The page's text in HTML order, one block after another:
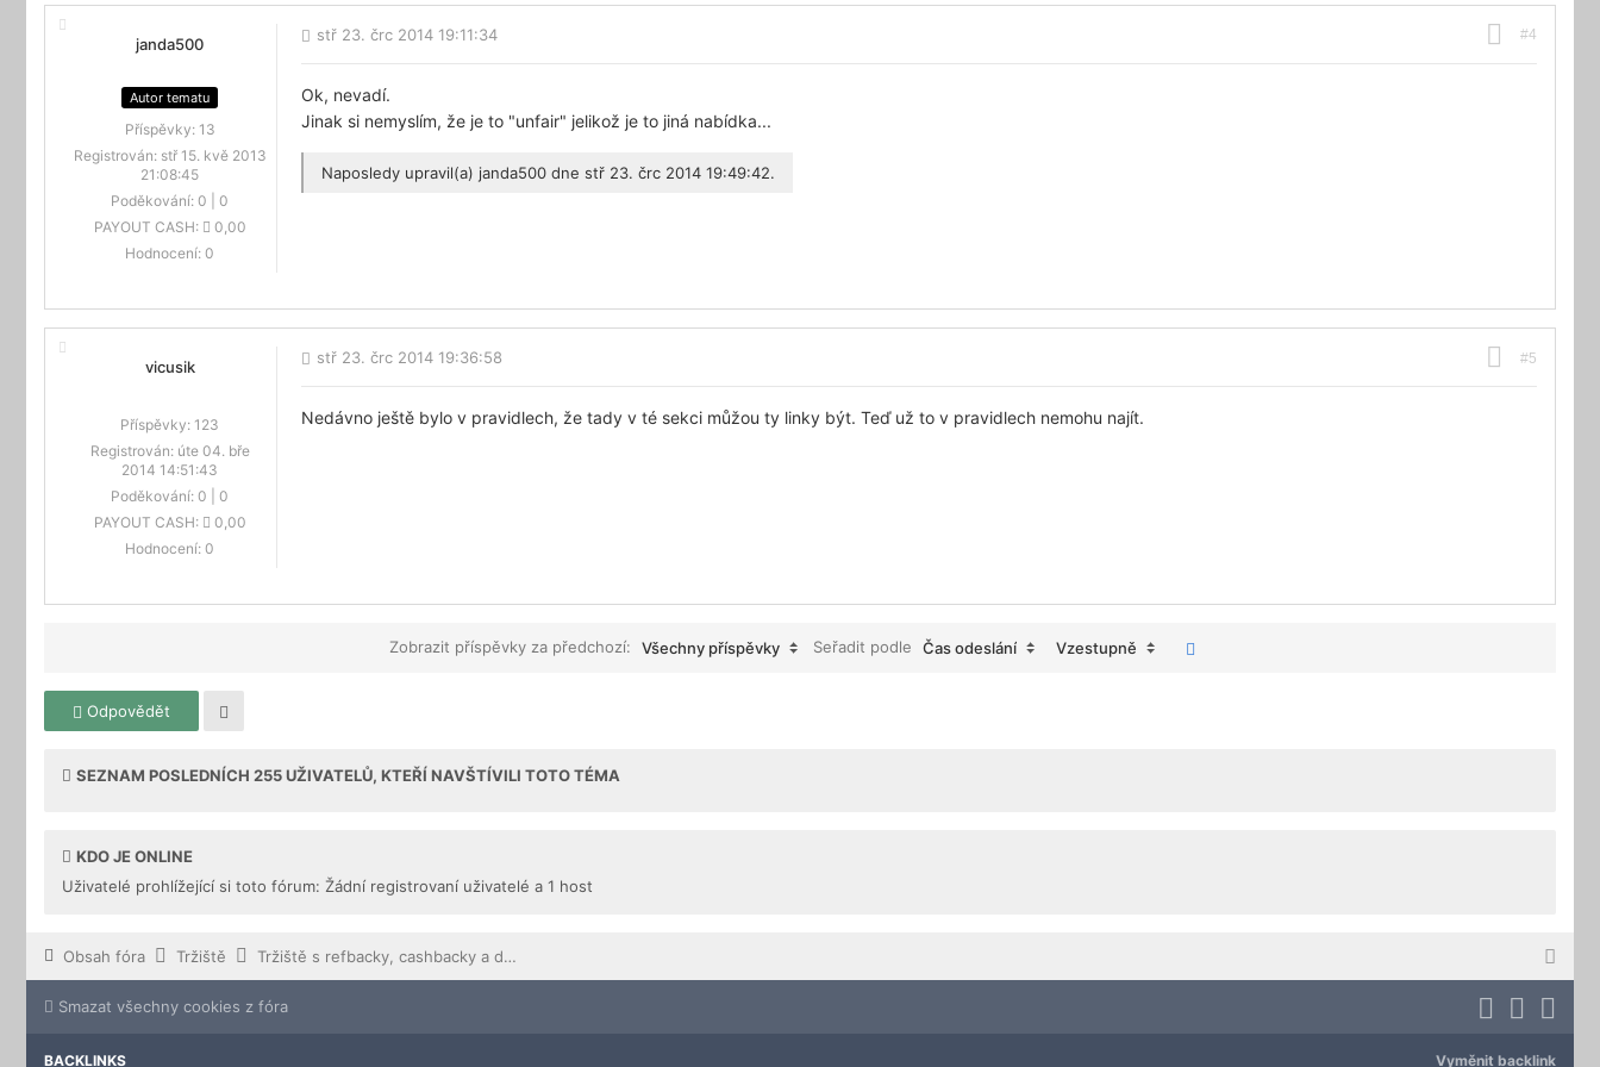
janda500
Autor tematu
Příspěvky: 13
Registrován: stř 15. kvě 2013
21:08:45
Poděkování: 0
0
PAYOUT CASH:
0,00
Hodnocení: 0
#4
stř 23. črc 2014 19:11:34
Ok, nevadí.
Jinak si nemyslím, že je to "unfair" jelikož je to jiná nabídka...
Naposledy upravil(a) janda500 dne stř 23. črc 2014 19:49:42.
vicusik
Příspěvky: 123
Registrován: úte 04. bře
2014 14:51:43
Poděkování: 0
0
PAYOUT CASH:
0,00
Hodnocení: 0
#5
stř 23. črc 2014 19:36:58
Nedávno ještě bylo v pravidlech, že tady v té sekci můžou ty linky být. Teď už to v pravidlech nemohu najít.
Zobrazit příspěvky za předchozí: Všechny příspěvky Seřadit podle Čas odeslání Vzestupně
Odpovědět
SEZNAM POSLEDNÍCH 255UŽIVATELŮ, KTEŘÍ NAVŠTÍVILI TOTO TÉMA
KDO JE ONLINE
Uživatelé prohlížející si toto fórum: Žádní registrovaní uživatelé a 1 host
Obsah fóra Tržiště Tržiště s refbacky, cashbacky a downline buildingem
Smazat všechny cookies z fóra
BACKLINKS Vyměnit backlink